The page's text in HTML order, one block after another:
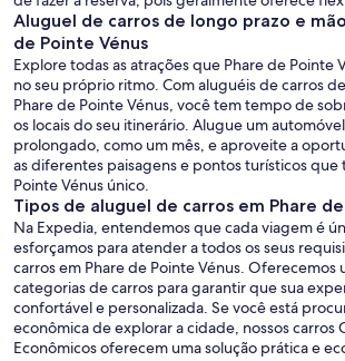
Aluguel de carros de longo prazo e
de Pointe Vénus
Explore todas as atrações que Phare de Pointe
no seu próprio ritmo. Com aluguéis de carros
Phare de Pointe Vénus, você tem tempo de
os locais do seu itinerário. Alugue um
prolongado, como um mês, e aproveite a
as diferentes paisagens e pontos turísticos que
Pointe Vénus único.
Tipos de aluguel de carros em Phare
Na Expedia, entendemos que cada viagem é
esforçamos para atender a todos os seus
carros em Phare de Pointe Vénus. Oferecemos
categorias de carros para garantir que sua
confortável e personalizada. Se você está
econômica de explorar a cidade, nossos carros
Econômicos oferecem uma solução prática e